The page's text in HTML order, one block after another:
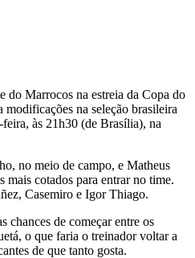
do Marrocos na estreia da Copa do
na seleção brasileira
às 21h30 (de Brasília), na
no meio de campo, e Matheus
mais cotados para entrar no time.
Casemiro e Igor Thiago.
chances de começar entre os
o que faria o treinador voltar a
de que tanto gosta.